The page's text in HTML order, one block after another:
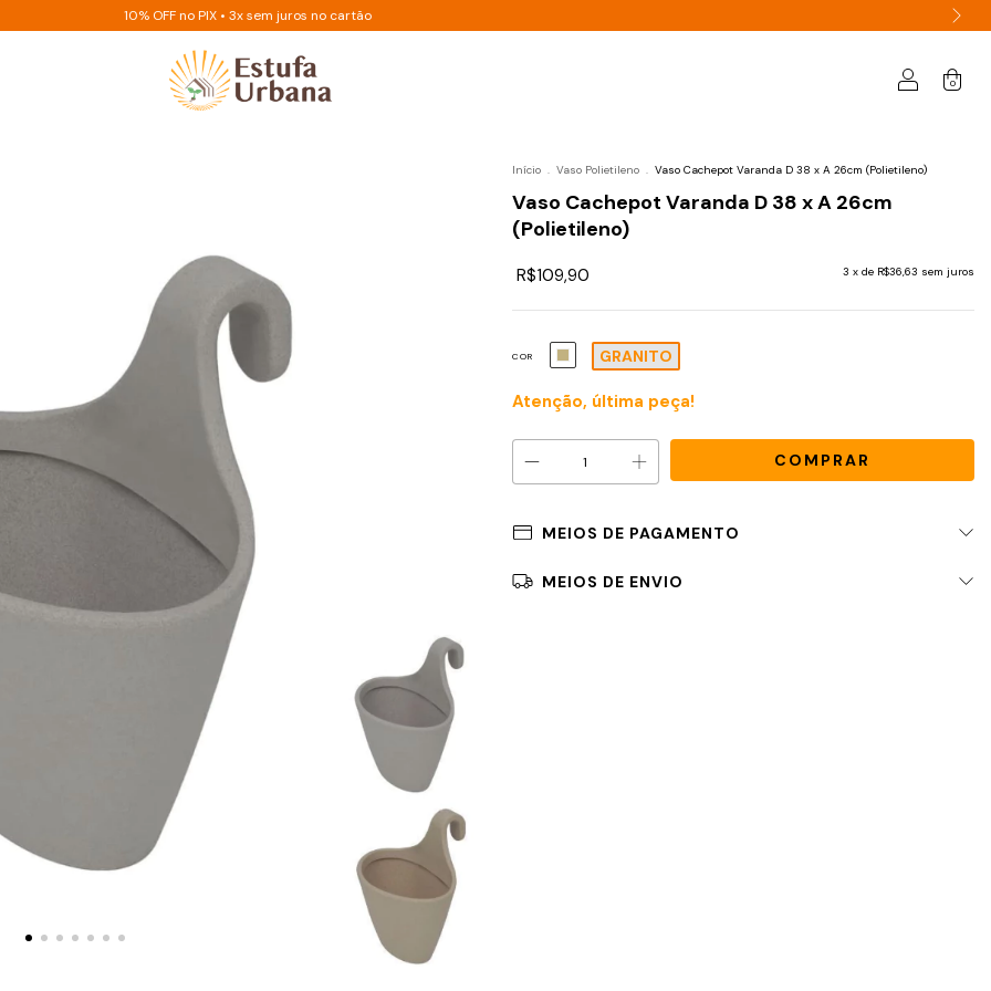
10% OFF no PIX • 3x sem juros no cartão
0
Início . Vaso Polietileno . Vaso Cachepot Varanda D 38 x A 26cm (Polietileno)
Vaso Cachepot Varanda D 38 x A 26cm
(Polietileno)
R$109,90 3 x de R$36,63 sem juros
COR GRANITO
Atenção, última peça!
MEIOS DE PAGAMENTO
MEIOS DE ENVIO